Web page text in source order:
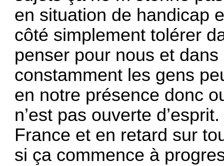
en situation de handicap
côté simplement tolérer
penser pour nous et
constamment les gens
en notre présence donc
n’est pas ouverte
France et en retard sur
si ça commence à